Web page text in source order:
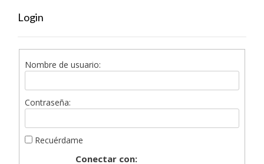
Login
Nombre de usuario:
Contraseña:
Recuérdame
Conectar con: